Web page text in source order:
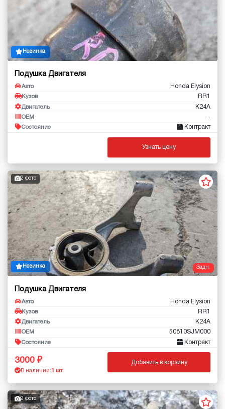
Новинка
Подушка Двигателя
Авто Honda Elysion
Кузов RR1
Двигатель K24A
OEM --
Состояние Контракт
Узнать цену
Задн.
2 фото
Новинка
Подушка Двигателя
Авто Honda Elysion
Кузов RR1
Двигатель K24A
OEM 50810SJM000
Состояние Контракт
3000
В наличии: 1 шт.
Добавить в корзину
2 фото